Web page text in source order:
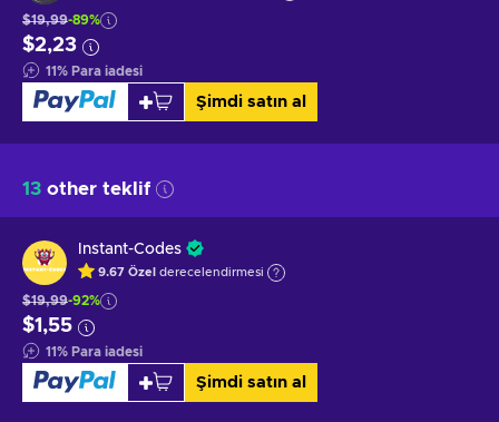
$19,99-89%
$2,23
11% Para iadesi
Şimdi satın al
13 other teklif
Instant-Codes
9.67 Özel derecelendirmesi
$19,99-92%
$1,55
11% Para iadesi
Şimdi satın al